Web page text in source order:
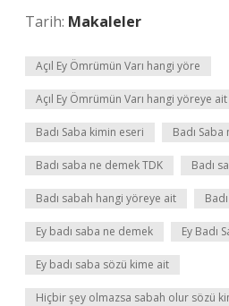
Tarih: Makaleler
Açıl Ey Ömrümün Varı hangi yöre
Açıl Ey Ömrümün Varı hangi yöreye ait
Badı Saba kimin eseri Badı
Badı saba ne demek TDK Badı
Badı sabah hangi yöreye ait
Ey badı saba ne demek Ey Badı
Ey badı saba sözü kime ait
Hiçbir şey olmazsa sabah olur sözü